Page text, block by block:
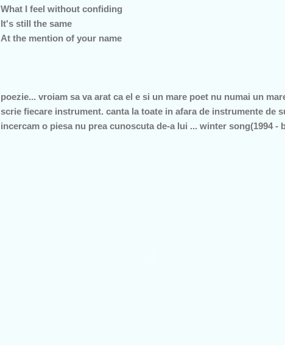
What I feel without confiding
It's still the same
At the mention of your name
poezie... vroiam sa va arat ca el e si un mare poet nu numai un
scrie fiecare instrument. canta la toate in afara de instrumente de
incercam o piesa nu prea cunoscuta de-a lui ... winter song(1994 -